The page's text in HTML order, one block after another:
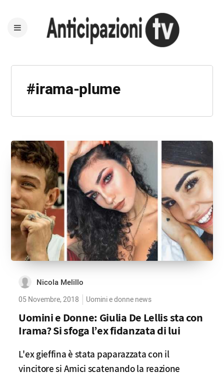
#irama-plume
Nicola Melillo
05 Novembre, 2018 Uomini e donne news
Uomini e Donne: Giulia De Lellis sta con
Irama? Si sfoga l’ex fidanzata di lui
L'ex gieffina è stata paparazzata con il
vincitore si Amici scatenando la reazione